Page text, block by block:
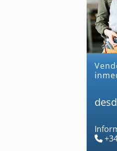
Vender belotti cnc